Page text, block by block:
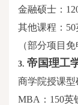
金融硕士：
其他课程：
（部分项目免
3. 帝国理工
商学院授课型
MBA：150英